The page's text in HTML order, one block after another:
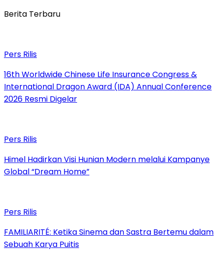
Berita Terbaru
Pers Rilis
16th Worldwide Chinese Life Insurance Congress &
International Dragon Award (IDA) Annual Conference
2026 Resmi Digelar
Pers Rilis
Himel Hadirkan Visi Hunian Modern melalui Kampanye
Global “Dream Home”
Pers Rilis
FAMILIARITÉ: Ketika Sinema dan Sastra Bertemu dalam
Sebuah Karya Puitis